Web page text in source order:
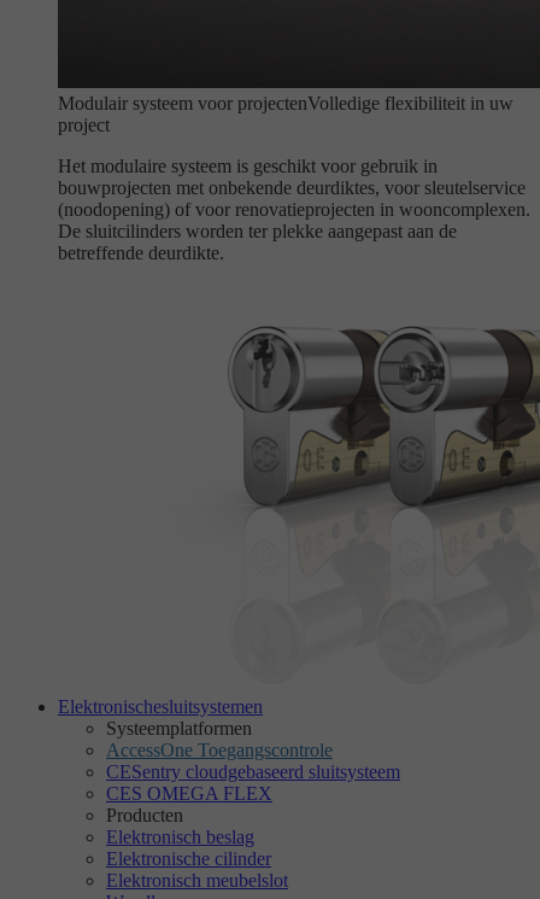
Modulair systeem voor projectenVolledige flexibiliteit in uw
project
Het modulaire systeem is geschikt voor gebruik in
bouwprojecten met onbekende deurdiktes, voor sleutelservice
(noodopening) of voor renovatieprojecten in wooncomplexen.
De sluitcilinders worden ter plekke aangepast aan de
betreffende deurdikte.
Elektronischesluitsystemen
Systeemplatformen
AccessOne Toegangscontrole
CESentry cloudgebaseerd sluitsysteem
CES OMEGA FLEX
Producten
Elektronisch beslag
Elektronische cilinder
Elektronisch meubelslot